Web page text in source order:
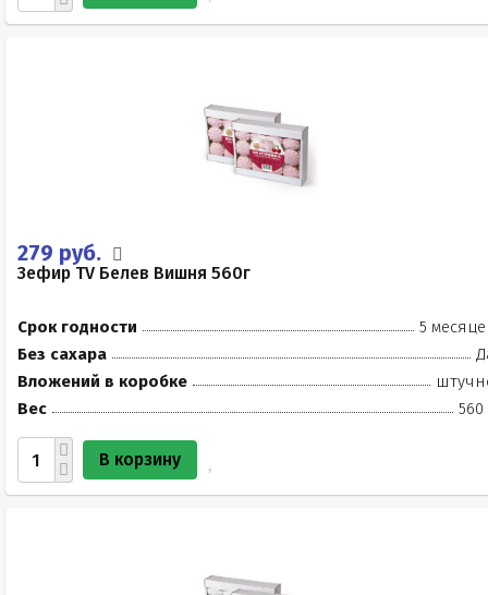
279 руб.
Зефир TV Белев Вишня 560г
Срок годности
5
Без сахара
Вложений в коробке
Вес
560
В корзину